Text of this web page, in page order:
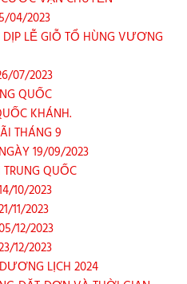
04/2023
LỄ GIỖ TỔ HÙNG VƯƠNG
07/2023
QUỐC
KHÁNH.
THÁNG 9
19/09/2023
QUỐC
10/2023
11/2023
12/2023
12/2023
LỊCH 2024